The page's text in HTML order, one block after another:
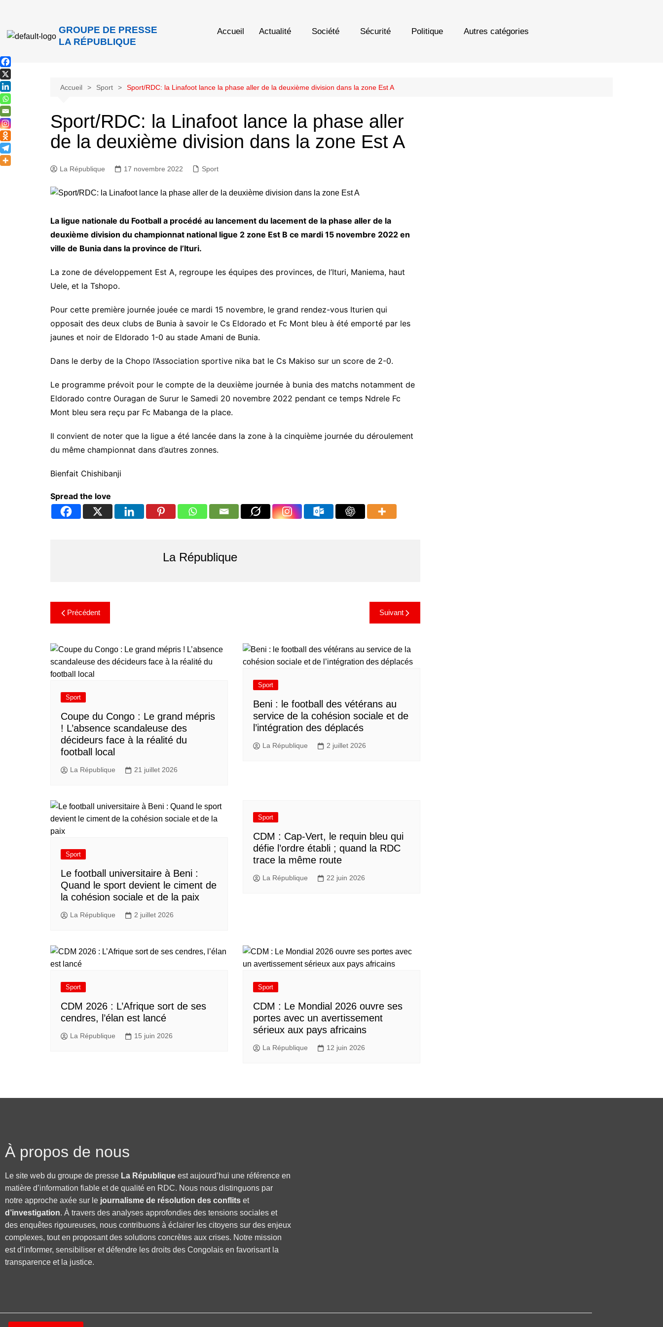
GROUPE DE PRESSE
LA RÉPUBLIQUE
Accueil Actualité Société Sécurité Politique Autres catégories
Accueil Sport Sport/RDC: la Linafoot lance la phase aller de la deuxième division dans la zone Est A
Sport/RDC: la Linafoot lance la phase aller
de la deuxième division dans la zone Est A
La République 17 novembre 2022 Sport
La ligue nationale du Football a procédé au lancement du lacement de la phase aller de la
deuxième division du championnat national ligue 2 zone Est B ce mardi 15 novembre 2022 en
ville de Bunia dans la province de l’Ituri.
La zone de développement Est A, regroupe les équipes des provinces, de l’Ituri, Maniema, haut
Uele, et la Tshopo.
Pour cette première journée jouée ce mardi 15 novembre, le grand rendez-vous Iturien qui
opposait des deux clubs de Bunia à savoir le Cs Eldorado et Fc Mont bleu à été emporté par les
jaunes et noir de Eldorado 1-0 au stade Amani de Bunia.
Dans le derby de la Chopo l’Association sportive nika bat le Cs Makiso sur un score de 2-0.
Le programme prévoit pour le compte de la deuxième journée à bunia des matchs notamment de
Eldorado contre Ouragan de Surur le Samedi 20 novembre 2022 pendant ce temps Ndrele Fc
Mont bleu sera reçu par Fc Mabanga de la place.
Il convient de noter que la ligue a été lancée dans la zone à la cinquième journée du déroulement
du même championnat dans d’autres zonnes.
Bienfait Chishibanji
Spread the love
La République
Précédent Suivant
Sport
​Coupe du Congo : Le grand mépris
! L’absence scandaleuse des
décideurs face à la réalité du
football local
La République 21 juillet 2026
Sport
Beni : le football des vétérans au
service de la cohésion sociale et de
l’intégration des déplacés​
La République 2 juillet 2026
Sport
Le football universitaire à Beni :
Quand le sport devient le ciment de
la cohésion sociale et de la paix
La République 2 juillet 2026
Sport
CDM : Cap-Vert, le requin bleu qui
défie l’ordre établi ; quand la RDC
trace la même route
La République 22 juin 2026
Sport
CDM 2026 : L’Afrique sort de ses
cendres, l’élan est lancé
La République 15 juin 2026
Sport
CDM : Le Mondial 2026 ouvre ses
portes avec un avertissement
sérieux aux pays africains
La République 12 juin 2026
À propos de nous
Le site web du groupe de presse La République est aujourd’hui une référence en
matière d’information fiable et de qualité en RDC. Nous nous distinguons par
notre approche axée sur le journalisme de résolution des conflits et
d’investigation. À travers des analyses approfondies des tensions sociales et
des enquêtes rigoureuses, nous contribuons à éclairer les citoyens sur des enjeux
complexes, tout en proposant des solutions concrètes aux crises. Notre mission
est d’informer, sensibiliser et défendre les droits des Congolais en favorisant la
transparence et la justice.